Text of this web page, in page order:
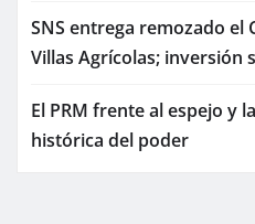
SNS entrega remozado el
Villas Agrícolas; inversión
El PRM frente al espejo y
histórica del poder